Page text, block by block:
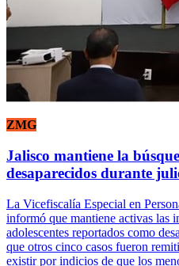
ZMG
Jalisco mantiene la
desaparecidos durante
La Vicefiscalía Especial en
informó que mantiene activas las
adolescentes reportados como
que otros cinco casos fueron
existir por indicios de que los